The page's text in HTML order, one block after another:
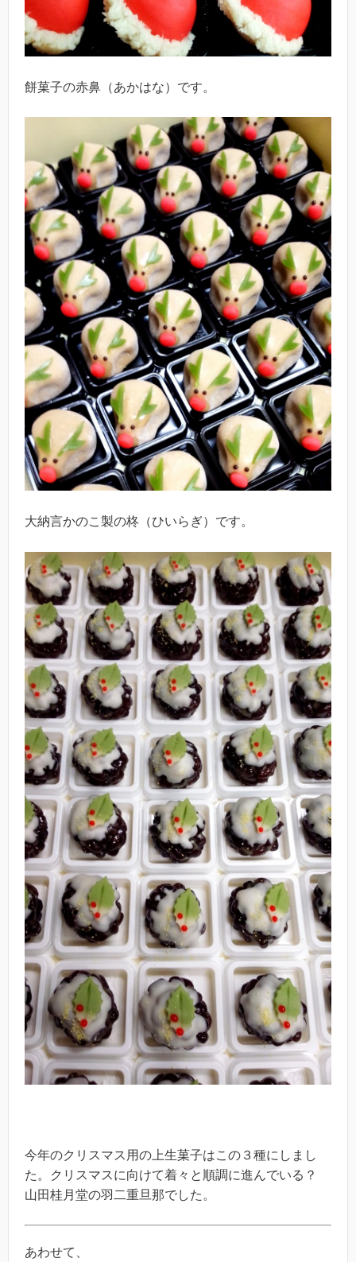
餅菓子の赤鼻（あかはな）です。
大納言かのこ製の柊（ひいらぎ）です。
今年のクリスマス用の上生菓子はこの３種にしまし
た。クリスマスに向けて着々と順調に進んでいる？
山田桂月堂の羽二重旦那でした。
あわせて、